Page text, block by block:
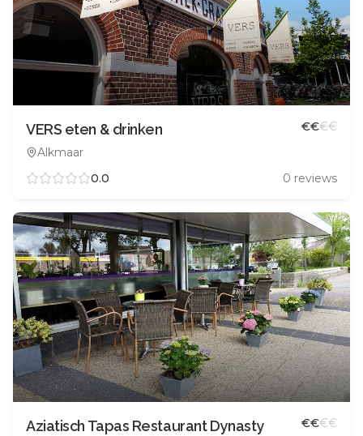
VERS eten & drinken
Alkmaar
€€€€
0.0 0 reviews
Aziatisch Tapas Restaurant Dynasty €€€€